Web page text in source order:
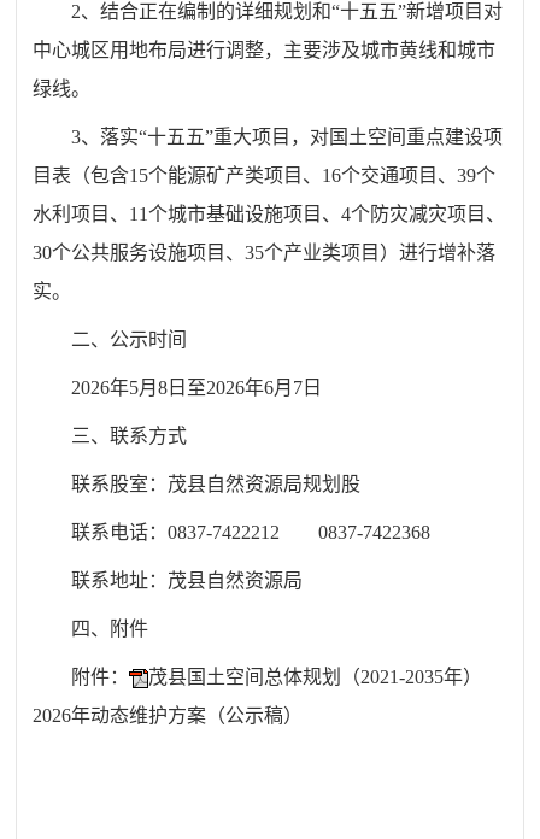
2、结合正在编制的详细规划和“十五五”新增项目对
中心城区用地布局进行调整，主要涉及城市黄线和城市
绿线。
3、落实“十五五”重大项目，对国土空间重点建设项
目表（包含15个能源矿产类项目、16个交通项目、39个
水利项目、11个城市基础设施项目、4个防灾减灾项目、
30个公共服务设施项目、35个产业类项目）进行增补落
实。
二、公示时间
2026年5月8 日至2026年6月 7 日
三、联系方式
联系股室：茂县自然资源局规划股
联系电话：0837-7422212 0837-7422368
联系地址：茂县自然资源局
四、附件
附件：
茂县国土空间总体规划（2021-2035年）
2026年动态维护方案（公示稿）